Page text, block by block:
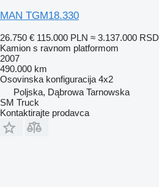
MAN TGM18.330
26.750 € 115.000 PLN ≈ 3.137.000 RSD
Kamion s ravnom platformom
2007
490.000 km
Osovinska konfiguracija 4x2
Poljska, Dąbrowa Tarnowska
SM Truck
Kontaktirajte prodavca